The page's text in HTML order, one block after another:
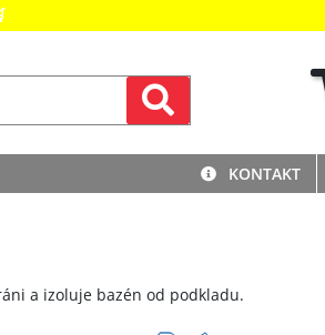
KONTAKT
a izoluje bazén od podkladu.